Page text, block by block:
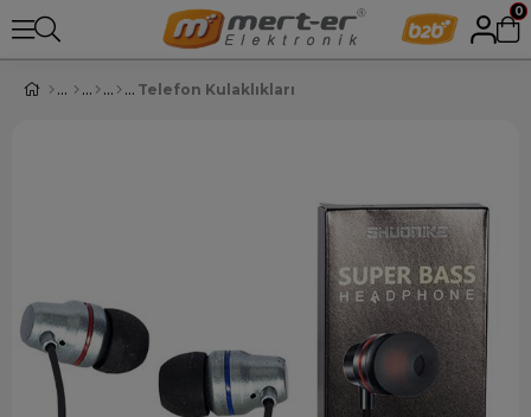
0
Telefon Kulaklıkları